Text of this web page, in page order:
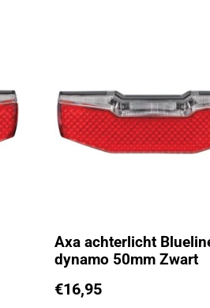
Axa achterlicht
dynamo 50mm Zwart
€16,95